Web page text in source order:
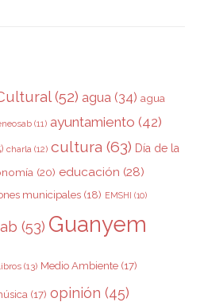
(52) agua (34) agua
(11) ayuntamiento (42)
charla (12) cultura (63) Día de la
(20) educación (28)
municipales (18) EMSHI (10)
(53) Guanyem
(13) Medio Ambiente (17)
(17) opinión (45)